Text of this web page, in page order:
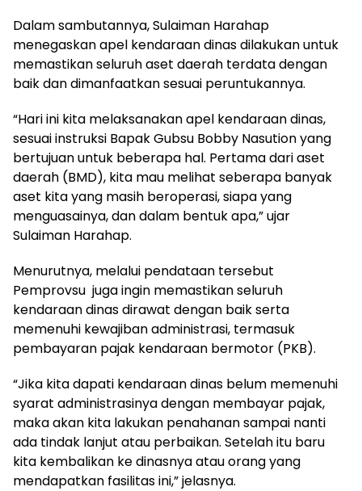
Dalam sambutannya, Sulaiman Harahap
menegaskan apel kendaraan dinas dilakukan untuk
memastikan seluruh aset daerah terdata dengan
baik dan dimanfaatkan sesuai peruntukannya.
“Hari ini kita melaksanakan apel kendaraan dinas,
sesuai instruksi Bapak Gubsu Bobby Nasution yang
bertujuan untuk beberapa hal. Pertama dari aset
daerah (BMD), kita mau melihat seberapa banyak
aset kita yang masih beroperasi, siapa yang
menguasainya, dan dalam bentuk apa,” ujar
Sulaiman Harahap.
Menurutnya, melalui pendataan tersebut
Pemprovsu juga ingin memastikan seluruh
kendaraan dinas dirawat dengan baik serta
memenuhi kewajiban administrasi, termasuk
pembayaran pajak kendaraan bermotor (PKB).
“Jika kita dapati kendaraan dinas belum memenuhi
syarat administrasinya dengan membayar pajak,
maka akan kita lakukan penahanan sampai nanti
ada tindak lanjut atau perbaikan. Setelah itu baru
kita kembalikan ke dinasnya atau orang yang
mendapatkan fasilitas ini,” jelasnya.